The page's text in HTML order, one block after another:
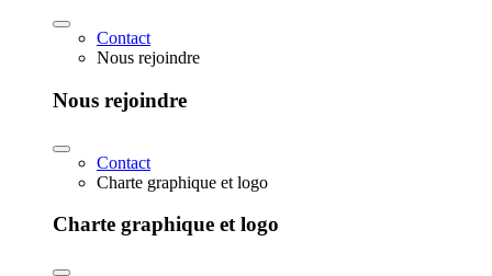
Contact
Nous rejoindre
Nous rejoindre
Contact
Charte graphique et logo
Charte graphique et logo